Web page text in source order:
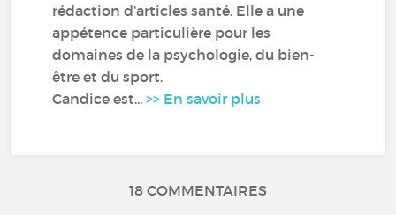
rédaction d’articles santé. Elle a une
appétence particulière pour les
domaines de la psychologie, du bien-
être et du sport.
Candice est...>> En savoir plus
18 COMMENTAIRES